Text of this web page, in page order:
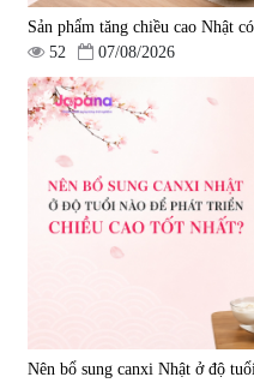
Sản phẩm tăng chiều cao Nhật
52
07/08/2026
Nên bổ sung canxi Nhật ở độ